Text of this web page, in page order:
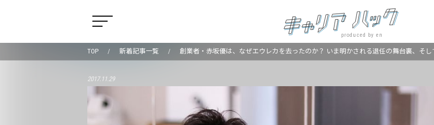
produced by en
TOP 新着記事一覧 創業者・赤坂優は、なぜエウレカを去ったのか？ いま明かされる退任の舞台裏、そし
2017.11.29